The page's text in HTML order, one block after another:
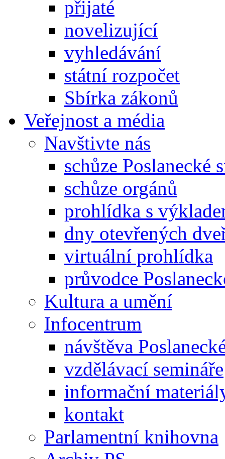
přijaté
novelizující
vyhledávání
státní rozpočet
Sbírka zákonů
Veřejnost a média
Navštivte nás
schůze Poslanecké
schůze orgánů
prohlídka s
dny otevřených
virtuální prohlídka
průvodce
Kultura a umění
Infocentrum
návštěva
vzdělávací semináře
informační
kontakt
Parlamentní knihovna